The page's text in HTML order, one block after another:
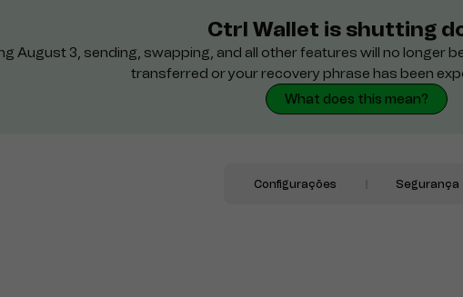
Ctrl Wallet is shutting
August 3, sending, swapping, and all other features will no longer
transferred or your recovery phrase has been
What does this mean?
Configurações Segurança